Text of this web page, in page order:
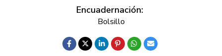
Encuadernación:
Bolsillo